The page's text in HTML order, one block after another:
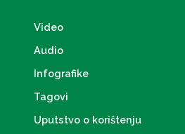
Video
Audio
Infografike
Tagovi
Uputstvo o korištenju